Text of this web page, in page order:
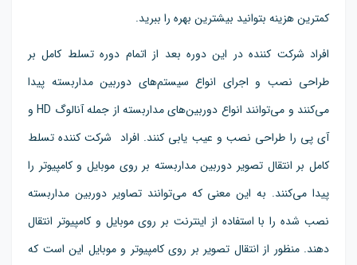
کمترین هزینه بتوانید بیشترین بهره را ببرید.
افراد شرکت کننده در این دوره بعد از اتمام دوره تسلط کامل بر
طراحی نصب و اجرای انواع سیستم‌های دوربین مداربسته پیدا
می‌کنند و می‌توانند انواع دوربین‌های مداربسته از جمله آنالوگ HD و
آی پی را طراحی نصب و عیب یابی کنند. افراد شرکت کننده تسلط
کامل بر انتقال تصویر دوربین مداربسته بر روی موبایل و کامپیوتر را
پیدا می‌کنند. به این معنی که می‌توانند تصاویر دوربین مداربسته
نصب شده را با استفاده از اینترنت بر روی موبایل و کامپیوتر انتقال
دهند. منظور از انتقال تصویر بر روی کامپیوتر و موبایل این است که